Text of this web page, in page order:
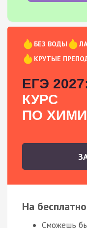
БЕЗ ВОДЫ
КРУТЫЕ
ЕГЭ
КУРС
ПО
На
Сможешь